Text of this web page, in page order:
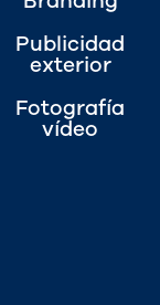
Publicidad
exterior
Fotografía
vídeo